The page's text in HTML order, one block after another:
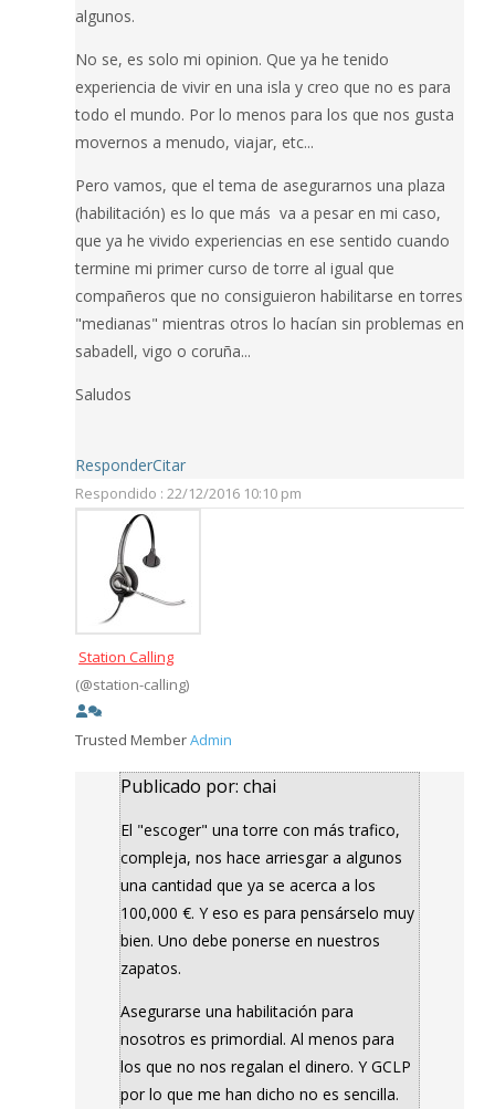
algunos.
No se, es solo mi opinion. Que ya he tenido
experiencia de vivir en una isla y creo que no es para
todo el mundo. Por lo menos para los que nos gusta
movernos a menudo, viajar, etc...
Pero vamos, que el tema de asegurarnos una plaza
(habilitación) es lo que más va a pesar en mi caso,
que ya he vivido experiencias en ese sentido cuando
termine mi primer curso de torre al igual que
compañeros que no consiguieron habilitarse en torres
"medianas" mientras otros lo hacían sin problemas en
sabadell, vigo o coruña...
Saludos
ResponderCitar
Respondido : 22/12/2016 10:10 pm
Station Calling
(@station-calling)
Trusted MemberAdmin
Publicado por: chai
El "escoger" una torre con más trafico,
compleja, nos hace arriesgar a algunos
una cantidad que ya se acerca a los
100,000 €. Y eso es para pensárselo muy
bien. Uno debe ponerse en nuestros
zapatos.
Asegurarse una habilitación para
nosotros es primordial. Al menos para
los que no nos regalan el dinero. Y GCLP
por lo que me han dicho no es sencilla.